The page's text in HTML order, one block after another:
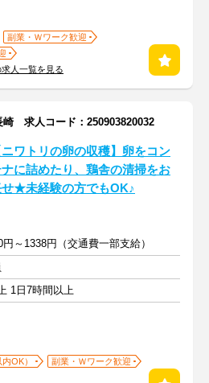
副業・Ｗワーク歓迎
人一覧を見る
崎 求人コード：250903820032
ニワトリの卵の収穫】卵をコン
ナに詰めたり、鶏舎の清掃をお
★未経験の方でもOK♪
～1338円（交通費一部支給）
1日7時間以上
OK）
副業・Ｗワーク歓迎